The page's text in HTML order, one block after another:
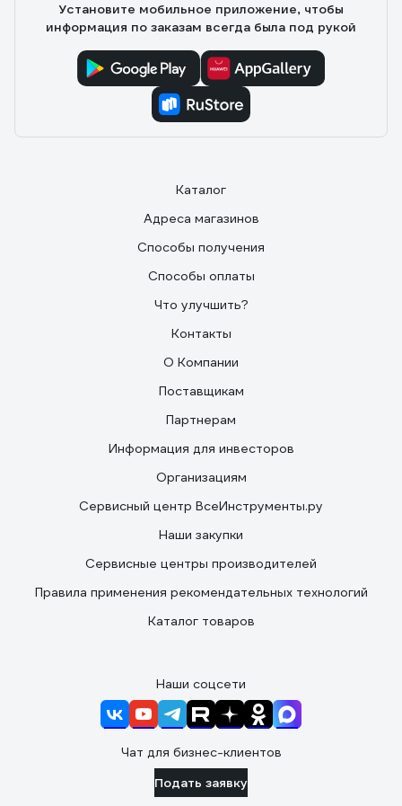
Установите мобильное приложение, чтобы
информация по заказам всегда была под рукой
Каталог
Адреса магазинов
Способы получения
Способы оплаты
Что улучшить?
Контакты
О Компании
Поставщикам
Партнерам
Информация для инвесторов
Организациям
Сервисный центр ВсеИнструменты.ру
Наши закупки
Сервисные центры производителей
Правила применения рекомендательных технологий
Каталог товаров
Наши соцсети
Чат для бизнес-клиентов
Подать заявку